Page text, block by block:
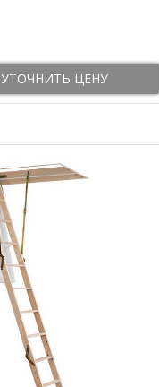
УТОЧНИТЬ ЦЕНУ